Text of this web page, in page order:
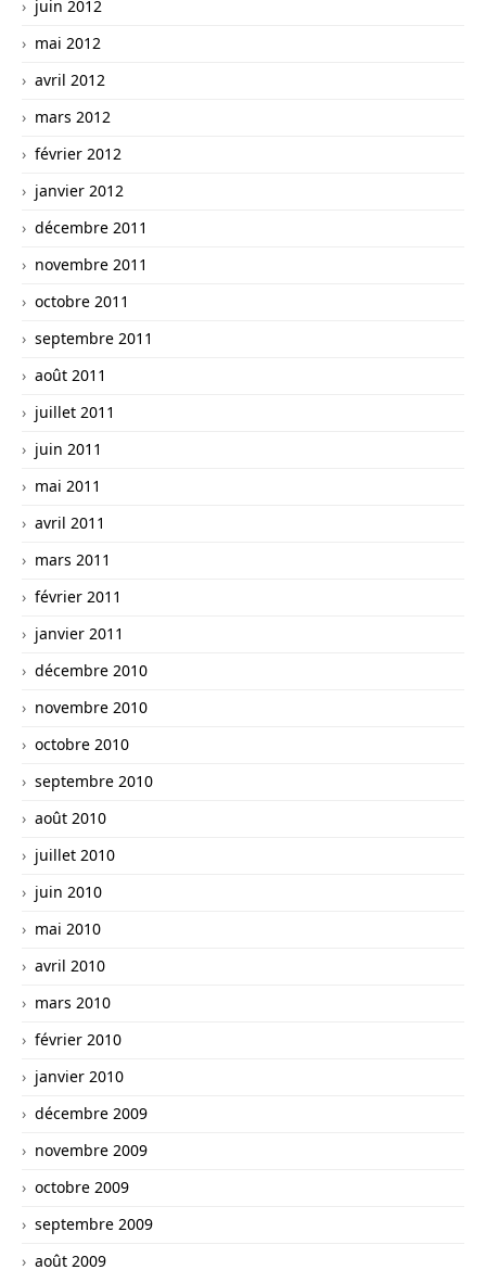
juin 2012
mai 2012
avril 2012
mars 2012
février 2012
janvier 2012
décembre 2011
novembre 2011
octobre 2011
septembre 2011
août 2011
juillet 2011
juin 2011
mai 2011
avril 2011
mars 2011
février 2011
janvier 2011
décembre 2010
novembre 2010
octobre 2010
septembre 2010
août 2010
juillet 2010
juin 2010
mai 2010
avril 2010
mars 2010
février 2010
janvier 2010
décembre 2009
novembre 2009
octobre 2009
septembre 2009
août 2009